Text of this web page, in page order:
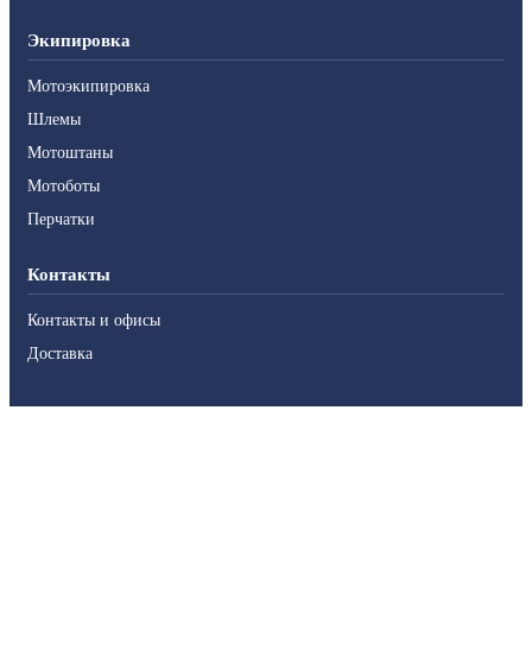
Экипировка
Мотоэкипировка
Шлемы
Мотоштаны
Мотоботы
Перчатки
Контакты
Контакты и офисы
Доставка